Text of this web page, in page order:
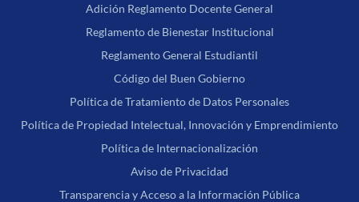
Adición Reglamento Docente General
Reglamento de Bienestar Institucional
Reglamento General Estudiantil
Código del Buen Gobierno
Política de Tratamiento de Datos Personales
Política de Propiedad Intelectual, Innovación y Emprendimiento
Política de Internacionalización
Aviso de Privacidad
Transparencia y Acceso a la Información Pública